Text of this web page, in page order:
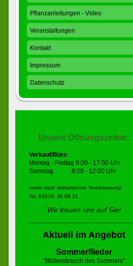
Pflanzanleitungen - Video
Veranstaltungen
Kontakt
Impressum
Datenschutz
Unsere Öffnungszeiten:
Verkauf/Büro
Montag - Freitag 9:00 - 17:00 Uhr
Samstag 8:00 - 12:00 Uhr
sowie nach telefonischer Vereinbarung!
Tel. 03578- 30 68 22
Wir freuen uns auf Sie!
Aktuell im Angebot
Sommerflieder
"Blütenstrauch des Sommers"